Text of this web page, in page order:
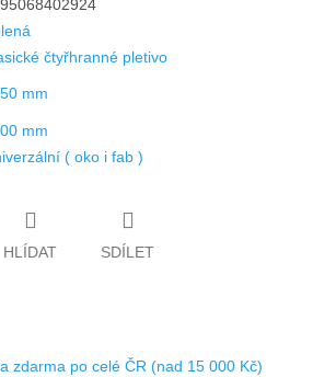
čtyřhranné pletivo
mm
mm
( oko i fab )
HLÍDAT SDÍLET
zdarma po celé ČR (nad 15 000 Kč)